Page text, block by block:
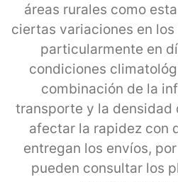
áreas rurales como
ciertas variaciones en
particularmente en
condiciones
combinación de la
transporte y la densidad
afectar la rapidez con
entregan los envíos,
pueden consultar los